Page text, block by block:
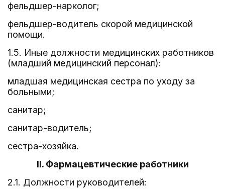
фельдшер-нарколог;
фельдшер-водитель скорой медицинской
помощи.
1.5. Иные должности медицинских работников
(младший медицинский персонал):
младшая медицинская сестра по уходу за
больными;
санитар;
санитар-водитель;
сестра-хозяйка.
II. Фармацевтические работники
2.1. Должности руководителей: